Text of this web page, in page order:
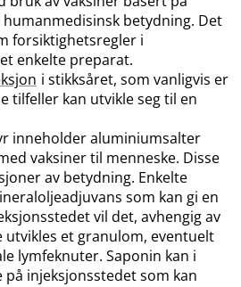
betydning. Det
forsiktighetsregler i
enkelte preparat.
i stikksåret, som vanligvis er
tilfeller kan utvikle seg til en
inneholder aluminiumsalter
vaksiner til menneske. Disse
av betydning. Enkelte
som kan gi en
vil det, avhengig av
utvikles et granulom, eventuelt
lymfeknuter. Saponin kan i
injeksjonsstedet som kan